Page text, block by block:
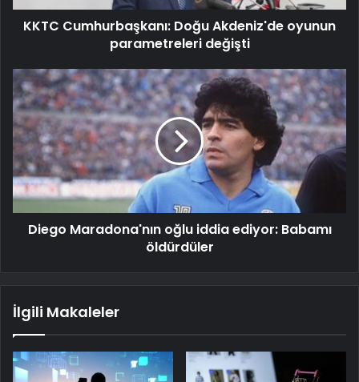
KKTC Cumhurbaşkanı: Doğu Akdeniz'de oyunun
parametreleri değişti
Diego Maradona'nın oğlu iddia ediyor: Babamı
öldürdüler
İlgili Makaleler